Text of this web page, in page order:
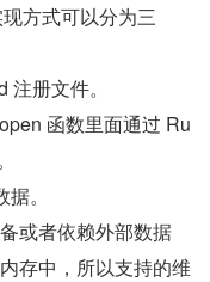
方式可以分为三
册文件。
函数里面通过 Ru
。
或者依赖外部数据
存中，所以支持的维